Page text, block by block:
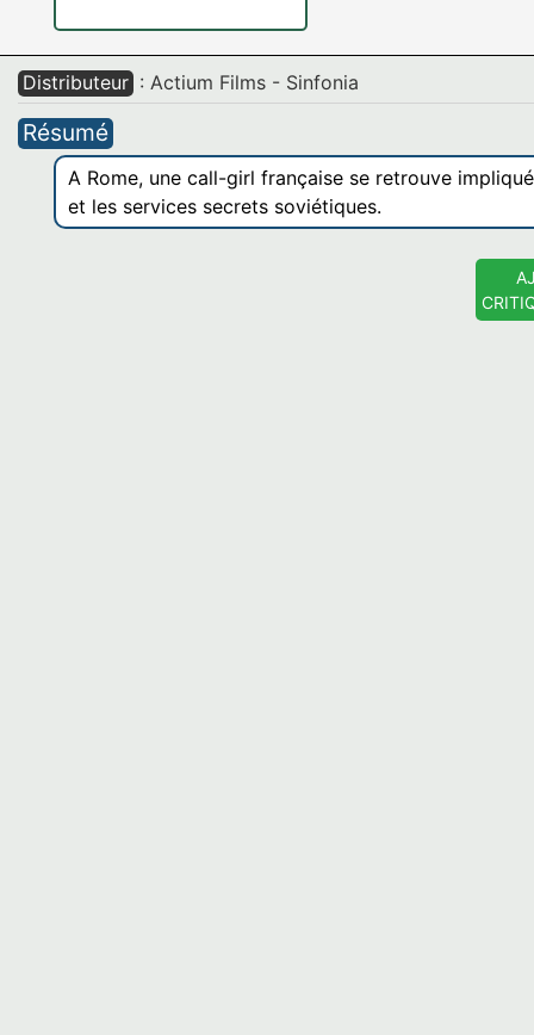
Distributeur : Actium Films - Sinfonia
Résumé
A Rome, une call-girl française se retrouve
et les services secrets soviétiques.